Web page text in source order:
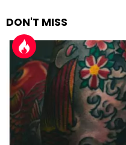
DON'T MISS